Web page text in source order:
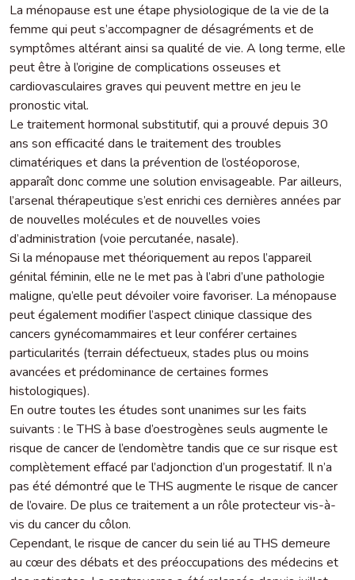
La ménopause est une étape physiologique de la vie de la
femme qui peut s’accompagner de désagréments et de
symptômes altérant ainsi sa qualité de vie. A long terme, elle
peut être à l’origine de complications osseuses et
cardiovasculaires graves qui peuvent mettre en jeu le
pronostic vital.
Le traitement hormonal substitutif, qui a prouvé depuis 30
ans son efficacité dans le traitement des troubles
climatériques et dans la prévention de l’ostéoporose,
apparaît donc comme une solution envisageable. Par ailleurs,
l’arsenal thérapeutique s’est enrichi ces dernières années par
de nouvelles molécules et de nouvelles voies
d’administration (voie percutanée, nasale).
Si la ménopause met théoriquement au repos l’appareil
génital féminin, elle ne le met pas à l’abri d’une pathologie
maligne, qu’elle peut dévoiler voire favoriser. La ménopause
peut également modifier l’aspect clinique classique des
cancers gynécomammaires et leur conférer certaines
particularités (terrain défectueux, stades plus ou moins
avancées et prédominance de certaines formes
histologiques).
En outre toutes les études sont unanimes sur les faits
suivants : le THS à base d’oestrogènes seuls augmente le
risque de cancer de l’endomètre tandis que ce sur risque est
complètement effacé par l’adjonction d’un progestatif. Il n’a
pas été démontré que le THS augmente le risque de cancer
de l’ovaire. De plus ce traitement a un rôle protecteur vis-à-
vis du cancer du côlon.
Cependant, le risque de cancer du sein lié au THS demeure
au cœur des débats et des préoccupations des médecins et